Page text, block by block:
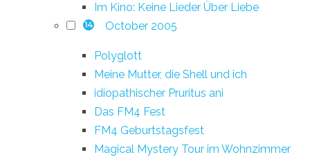
Im Kino: Keine Lieder Über Liebe
14 October 2005
Polyglott
Meine Mutter, die Shell und ich
idiopathischer Pruritus ani
Das FM4 Fest
FM4 Geburtstagsfest
Magical Mystery Tour im Wohnzimmer